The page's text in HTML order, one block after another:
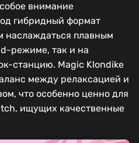
внимание
гибридный формат
наслаждаться плавным
режиме, так и на
станцию. Magic Klondike
между релаксацией и
что особенно ценно для
ищущих качественные